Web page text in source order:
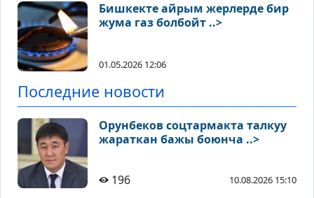
Бишкекте айрым жерлерде бир
жума газ болбойт ..>
01.05.2026 12:06
Последние новости
Орунбеков соцтармакта талкуу
жараткан бажы боюнча ..>
196 10.08.2026 15:10